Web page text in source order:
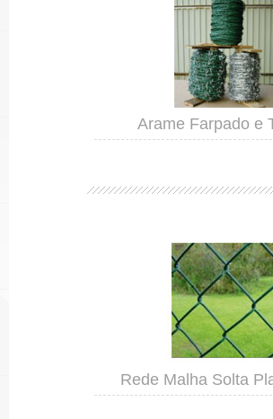
Arame Farpado e
Rede Malha Solta